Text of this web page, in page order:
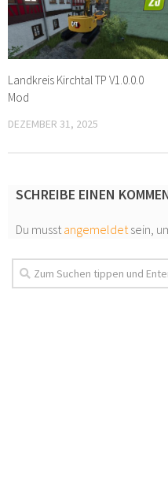
Landkreis Kirchtal TP V1.0.0.0
Mod
DEZEMBER 31, 2025
SCHREIBE EINEN
Du musstangemeldetsein,